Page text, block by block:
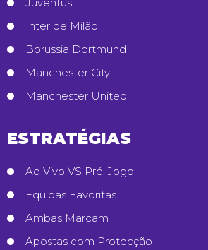
Inter de Milão
Borussia Dortmund
Manchester City
Manchester United
ESTRATÉGIAS
Ao Vivo VS Pré-Jogo
Equipas Favoritas
Ambas Marcam
Apostas com Protecção